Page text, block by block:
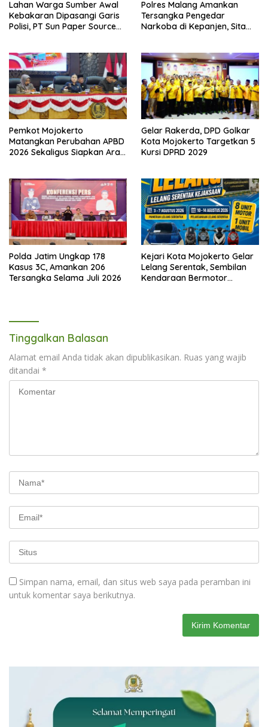
Lahan Warga Sumber Awal
Kebakaran Dipasangi Garis
Polisi, PT Sun Paper Source
Polres Malang Amankan
Tersangka Pengedar
Narkoba di Kepanjen, Sita
Pemkot Mojokerto
Matangkan Perubahan APBD
2026 Sekaligus Siapkan Arah
Gelar Rakerda, DPD Golkar
Kota Mojokerto Targetkan 5
Kursi DPRD 2029
Polda Jatim Ungkap 178
Kasus 3C, Amankan 206
Tersangka Selama Juli 2026
Kejari Kota Mojokerto Gelar
Lelang Serentak, Sembilan
Kendaraan Bermotor
Tinggalkan Balasan
Alamat email Anda tidak akan dipublikasikan. Ruas yang wajib
ditandai *
Simpan nama, email, dan situs web saya pada peramban ini
untuk komentar saya berikutnya.